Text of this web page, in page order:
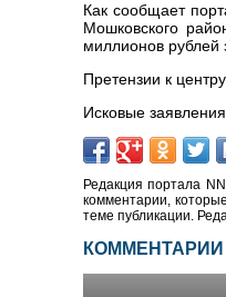
Как сообщает
Мошковского
миллионов рублей
Претензии к
Исковые
Редакция портала
комментарии,
теме публикации.
КОММЕНТАРИИ